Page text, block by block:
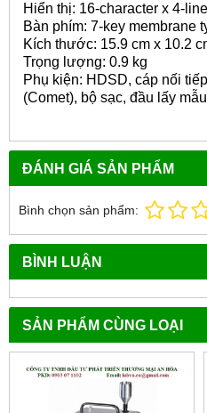
Hiển thị: 16-character x 4-
Bàn phím: 7-key membrane
Kích thước: 15.9 cm x 10.2
Trọng lượng: 0.9 kg
Phụ kiện: HDSD, cáp nối
(Comet), bộ sạc, đầu lấy
ĐÁNH GIÁ SẢN PHẨM
Bình chọn sản phẩm:
BÌNH LUẬN
SẢN PHẨM CÙNG LOẠI